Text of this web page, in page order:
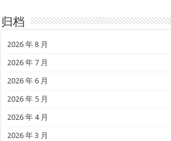
归档
2026 年 8 月
2026 年 7 月
2026 年 6 月
2026 年 5 月
2026 年 4 月
2026 年 3 月